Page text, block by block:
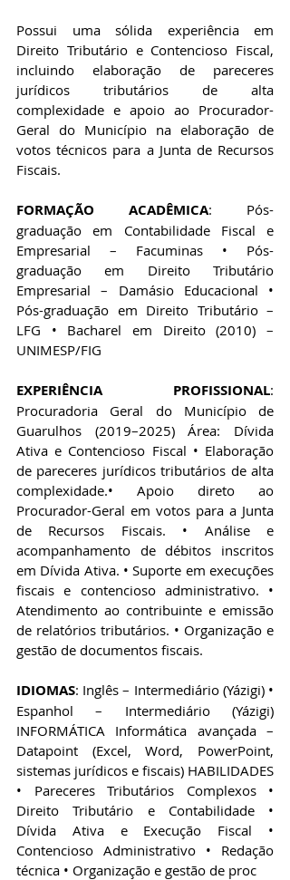
Possui uma sólida experiência em
Direito Tributário e Contencioso Fiscal,
incluindo elaboração de pareceres
jurídicos tributários de alta
complexidade e apoio ao Procurador-
Geral do Município na elaboração de
votos técnicos para a Junta de Recursos
Fiscais.
FORMAÇÃO ACADÊMICA: Pós-
graduação em Contabilidade Fiscal e
Empresarial – Facuminas • Pós-
graduação em Direito Tributário
Empresarial – Damásio Educacional •
Pós-graduação em Direito Tributário –
LFG • Bacharel em Direito (2010) –
UNIMESP/FIG
EXPERIÊNCIA PROFISSIONAL:
Procuradoria Geral do Município de
Guarulhos (2019–2025) Área: Dívida
Ativa e Contencioso Fiscal • Elaboração
de pareceres jurídicos tributários de alta
complexidade.• Apoio direto ao
Procurador-Geral em votos para a Junta
de Recursos Fiscais. • Análise e
acompanhamento de débitos inscritos
em Dívida Ativa. • Suporte em execuções
fiscais e contencioso administrativo. •
Atendimento ao contribuinte e emissão
de relatórios tributários. • Organização e
gestão de documentos fiscais.
IDIOMAS: Inglês – Intermediário (Yázigi) •
Espanhol – Intermediário (Yázigi)
INFORMÁTICA Informática avançada –
Datapoint (Excel, Word, PowerPoint,
sistemas jurídicos e fiscais) HABILIDADES
• Pareceres Tributários Complexos •
Direito Tributário e Contabilidade •
Dívida Ativa e Execução Fiscal •
Contencioso Administrativo • Redação
técnica • Organização e gestão de proc